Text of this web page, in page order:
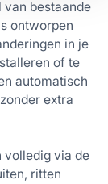
van bestaande
ontworpen
in je
of te
automatisch
extra
volledig via de
ritten